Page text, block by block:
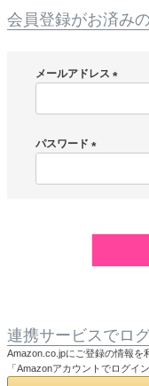
会員登録がお済み
メールアドレス
必
パスワード
必
連携サービスでロ
Amazon.co.jpにご登録の情報を
「Amazonアカウントでログイ